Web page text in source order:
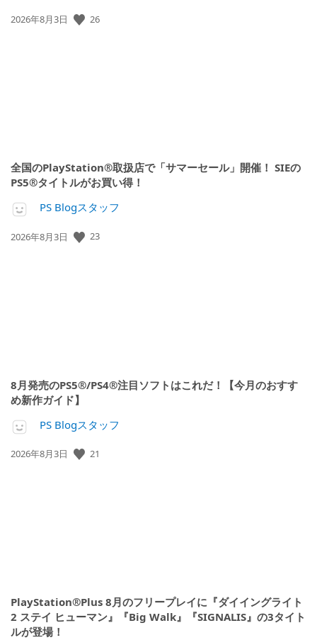
公
2026年8月3日 26
全国のPlayStation®取扱店で「サマーセール」開催！ SIEの
PS5®タイトルがお買い得！
PS Blogスタッフ
公
2026年8月3日 23
8月発売のPS5®/PS4®注目ソフトはこれだ！【今月のおすす
め新作ガイド】
PS Blogスタッフ
公
2026年8月3日 21
PlayStation®Plus 8月のフリープレイに『ダイイングライト
2 ステイ ヒューマン』『Big Walk』『SIGNALIS』の3タイト
ルが登場！